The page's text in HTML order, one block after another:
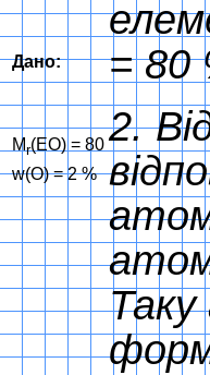
Дано:
Mr(EO) = 80
w(O) = 2 %
= 80
2.